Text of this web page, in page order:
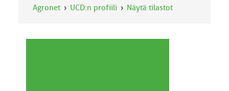
Agronet UCD:n profiili Näytä tilastot